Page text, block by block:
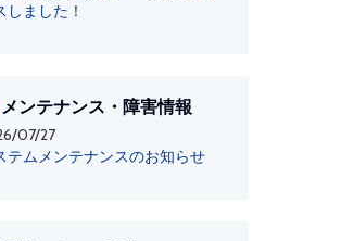
しました！
メンテナンス・障害情報
07/27
テムメンテナンスのお知らせ